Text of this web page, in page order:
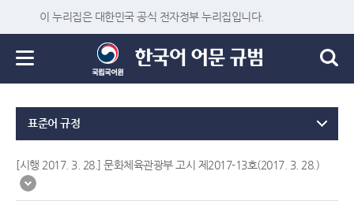
이 누리집은 대한민국 공식 전자정부 누리집입니다.
표준어 규정
[시행 2017. 3. 28.] 문화체육관광부 고시 제2017-13호(2017. 3. 28.)